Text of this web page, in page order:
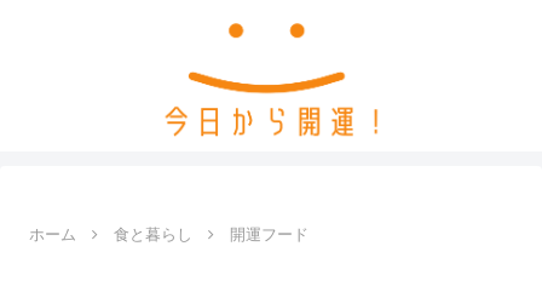
ホーム 食と暮らし 開運フード